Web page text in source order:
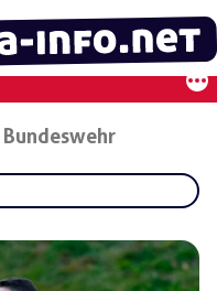
Bundeswehr